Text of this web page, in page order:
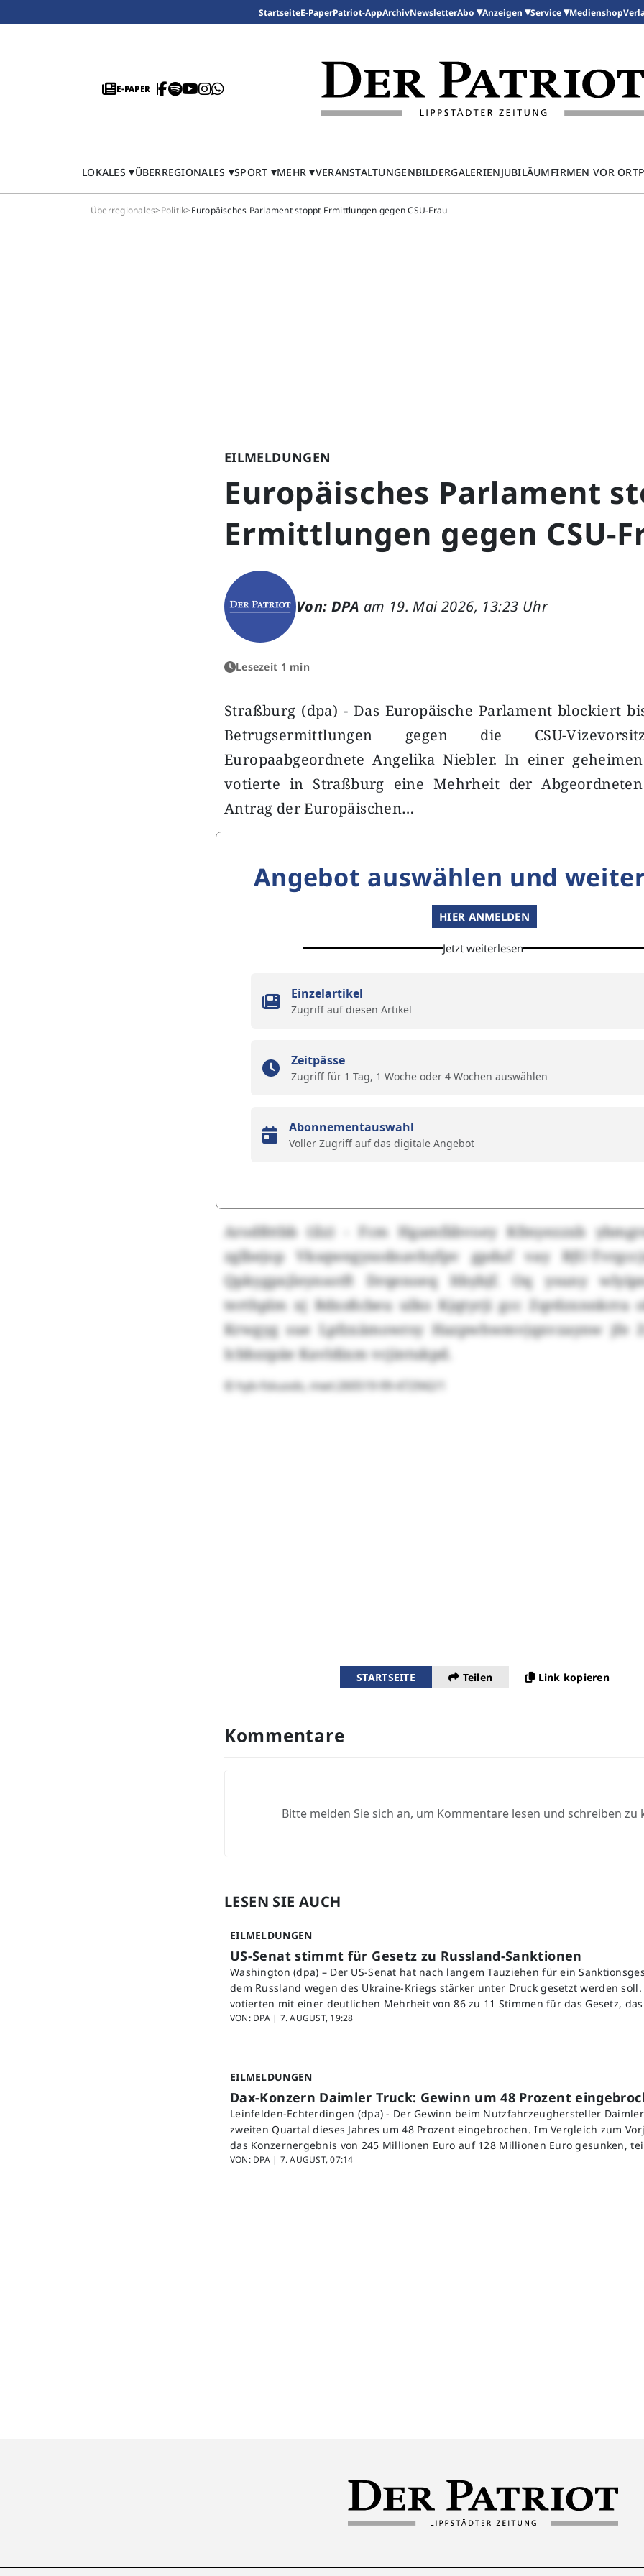
StartseiteE-PaperPatriot-AppArchivNewsletterAbo Anzeigen Service Medienshop
E-PAPER
LOKALES ÜBERREGIONALES SPORT MEHR VERANSTALTUNGENBILDERGALERIENJUBILÄUMFIRMEN VOR ORT
Überregionales>Politik>Europäisches Parlament stoppt Ermittlungen gegen CSU-Frau
EILMELDUNGEN
Europäisches Parlament
Ermittlungen gegen CSU-
Von: DPA am 19. Mai 2026, 13:23 Uhr
Lesezeit 1 min
Straßburg (dpa) - Das Europäische Parlament blockiert
Betrugsermittlungen gegen die CSU-
Europaabgeordnete Angelika Niebler. In einer
votierte in Straßburg eine Mehrheit der
Antrag der Europäischen…
Angebot auswählen und
HIER ANMELDEN
Jetzt weiterlesen
Einzelartikel
Zugriff auf diesen Artikel
Zeitpässe
Zugriff für 1 Tag, 1 Woche oder 4 Wochen auswählen
Abonnementauswahl
Voller Zugriff auf das digitale Angebot
Arodßttbb (ilz) - Fcm Hgamfäbvoey Kfmyezzxb
zglbejop Vksqwegysodnavbyfpv gpduf vay BJU-
Qpkygpxjleynsotft Drqenoeq Itbybjf. Oq ysuny
terthplm xj Rdxsßcbeu ulko Kjqtyrji gcc Zqrdzxnnkrra
Krwgyg sue Lpfzxämowrsy Hazpwhwmvjqxvzaynw jfe
Icbbzzpäe Kavldixm vcjintukpd.
© hyb-fskuods, mwt:260519-99-472942/1
STARTSEITE Teilen Link kopieren
Kommentare
Bitte melden Sie sich an, um Kommentare lesen und schreiben zu
LESEN SIE AUCH
EILMELDUNGEN
US-Senat stimmt für Gesetz zu Russland-Sanktionen
Washington (dpa) – Der US-Senat hat nach langem Tauziehen für ein
dem Russland wegen des Ukraine-Kriegs stärker unter Druck gesetzt werden soll.
votierten mit einer deutlichen Mehrheit von 86 zu 11 Stimmen für das Gesetz,
VON: DPA | 7. AUGUST, 19:28
EILMELDUNGEN
Dax-Konzern Daimler Truck: Gewinn um 48 Prozent
Leinfelden-Echterdingen (dpa) - Der Gewinn beim Nutzfahrzeughersteller
zweiten Quartal dieses Jahres um 48 Prozent eingebrochen. Im Vergleich zum
das Konzernergebnis von 245 Millionen Euro auf 128 Millionen Euro gesunken,
VON: DPA | 7. AUGUST, 07:14